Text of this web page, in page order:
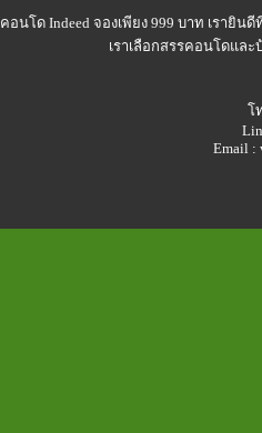
คอนโด Indeedจองเพียง 999 บาท เรายิน
เราเลือกสรรคอนโดแล
โ
Email :